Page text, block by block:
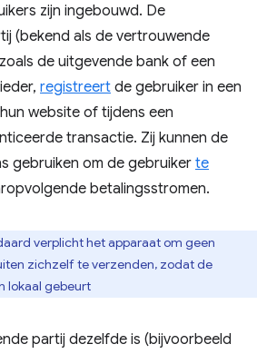
zijn ingebouwd. De
(bekend als de vertrouwende
de uitgevende bank of een
registreert de gebruiker in een
website of tijdens een
transactie. Zij kunnen de
gebruiken om de gebruiker te
betalingsstromen.
verplicht het apparaat om geen
zichzelf te verzenden, zodat de
lokaal gebeurt
partij dezelfde is (bijvoorbeeld